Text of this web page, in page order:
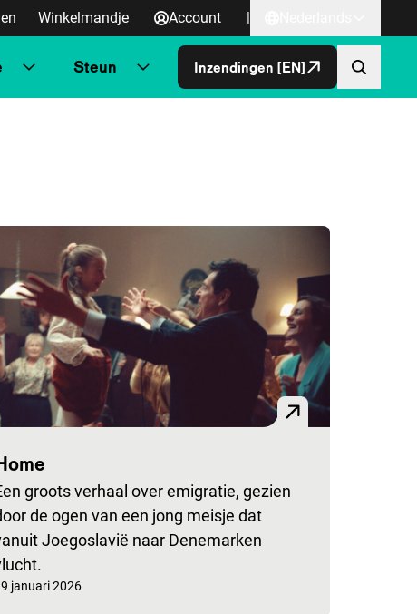
Winkelmandje Account |
Steun Inzendingen [EN]
groots verhaal over emigratie, gezien
de ogen van een jong meisje dat
Joegoslavië naar Denemarken
op:
januari 2026